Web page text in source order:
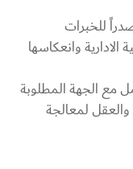
للخبرات
وانعكاسها
مع الجهة المطلوبة
لمعالجة